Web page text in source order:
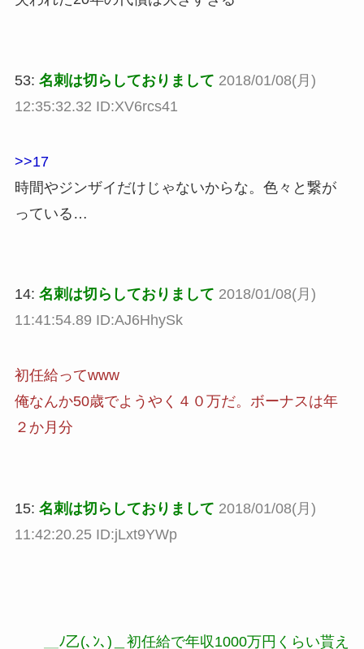
53: 名刺は切らしておりまして 2018/01/08(月)
12:35:32.32 ID:XV6rcs41
>>17
時間やジンザイだけじゃないからな。色々と繋が
っている…
14: 名刺は切らしておりまして 2018/01/08(月)
11:41:54.89 ID:AJ6HhySk
初任給ってwww
俺なんか50歳でようやく４０万だ。ボーナスは年
２か月分
15: 名刺は切らしておりまして 2018/01/08(月)
11:42:20.25 ID:jLxt9YWp
＿ﾉ乙(､ﾝ､)＿初任給で年収1000万円くらい貰え